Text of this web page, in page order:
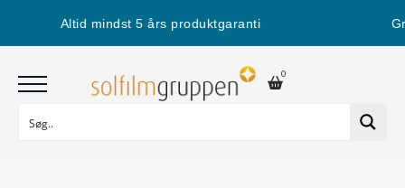
Altid mindst 5 års produktgaranti
0